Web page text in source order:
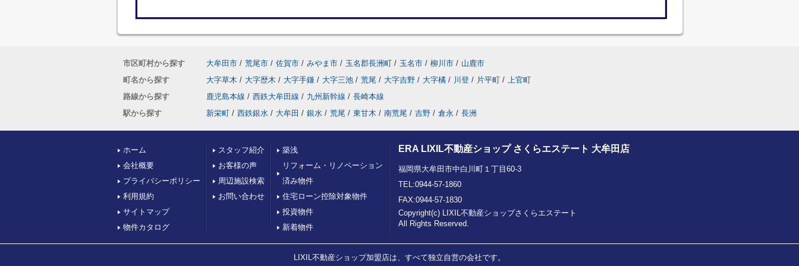
市区町村から探す 大牟田市 / 荒尾市 / 佐賀市 / みやま市 / 玉名郡長洲町 / 玉名市 / 柳川市 / 山鹿市
町名から探す
大字草木 / 大字歴木 / 大字手鎌 / 大字三池 / 荒尾 / 大字吉野 / 大字橘 / 川登 / 片平町 / 上官町
路線から探す
鹿児島本線 / 西鉄大牟田線 / 九州新幹線 / 長崎本線
駅から探す
新栄町 / 西鉄銀水 / 大牟田 / 銀水 / 荒尾 / 東甘木 / 南荒尾 / 吉野 / 倉永 / 長洲
ホーム
会社概要
プライバシーポリシー
利用規約
サイトマップ
物件カタログ
スタッフ紹介
お客様の声
周辺施設検索
お問い合わせ
築浅
リフォーム・リノベーション
済み物件
住宅ローン控除対象物件
投資物件
新着物件
ERA LIXIL不動産ショップ さくらエステート 大牟田店
福岡県大牟田市中白川町１丁目60-3
TEL:0944-57-1860
FAX:0944-57-1830
Copyright(c) LIXIL不動産ショップさくらエステート
All Rights Reserved.
LIXIL不動産ショップ加盟店は、すべて独立自営の会社です。